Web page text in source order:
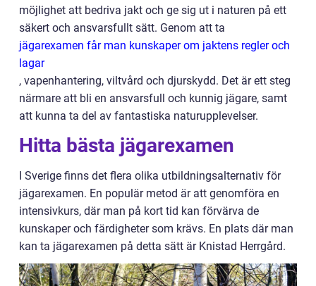
möjlighet att bedriva jakt och ge sig ut i naturen på ett
säkert och ansvarsfullt sätt. Genom att ta
jägarexamen får man kunskaper om jaktens regler och
lagar
, vapenhantering, viltvård och djurskydd. Det är ett steg
närmare att bli en ansvarsfull och kunnig jägare, samt
att kunna ta del av fantastiska naturupplevelser.
Hitta bästa jägarexamen
I Sverige finns det flera olika utbildningsalternativ för
jägarexamen. En populär metod är att genomföra en
intensivkurs, där man på kort tid kan förvärva de
kunskaper och färdigheter som krävs. En plats där man
kan ta jägarexamen på detta sätt är Knistad Herrgård.